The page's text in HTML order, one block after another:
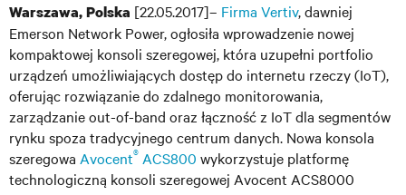
Warszawa, Polska [22.05.2017]– Firma Vertiv, dawniej
Emerson Network Power, ogłosiła wprowadzenie nowej
kompaktowej konsoli szeregowej, która uzupełni portfolio
urządzeń umożliwiających dostęp do internetu rzeczy (IoT),
oferując rozwiązanie do zdalnego monitorowania,
zarządzanie out-of-band oraz łączność z IoT dla segmentów
rynku spoza tradycyjnego centrum danych. Nowa konsola
szeregowa Avocent® ACS800 wykorzystuje platformę
technologiczną konsoli szeregowej Avocent ACS8000